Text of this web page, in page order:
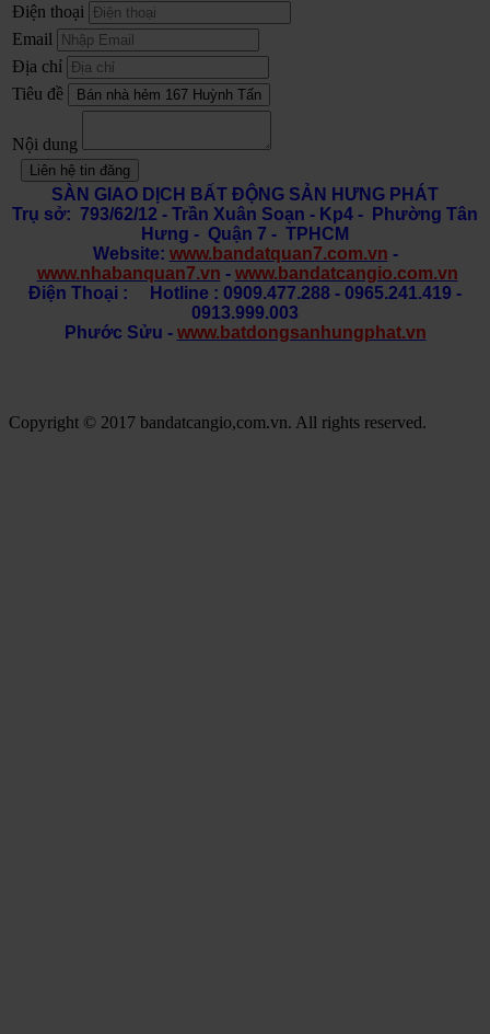
Điện thoại
Email
Địa chỉ
Tiêu đề
Nội dung
Liên hệ tin đăng
SÀN GIAO DỊCH BẤT ĐỘNG SẢN HƯNG PHÁT
Trụ sở: 793/62/12 - Trần Xuân Soạn - Kp4 - Phường Tân
Hưng - Quận 7 - TPHCM
Website: www.bandatquan7.com.vn -
www.nhabanquan7.vn - www.bandatcangio.com.vn
Điện Thoại : Hotline : 0909.477.288 - 0965.241.419 -
0913.999.003
Phước Sửu - www.batdongsanhungphat.vn
Copyright © 2017 bandatcangio,com.vn. All rights reserved.